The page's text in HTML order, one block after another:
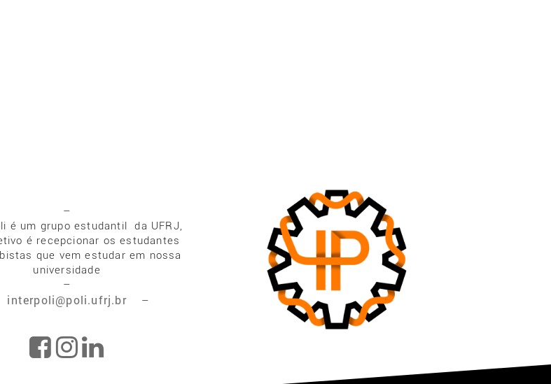
–
é um grupo estudantil da UFRJ,
é recepcionar os estudantes
que vem estudar em nossa
universidade
–
interpoli@poli.ufrj.br –